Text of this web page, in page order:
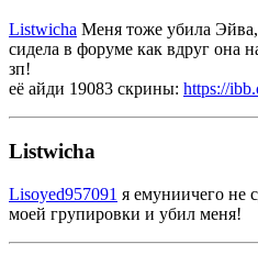
Listwicha Меня тоже убила
сидела в форуме как вдруг она
зп!
её айди 19083 скрины: https://
Listwicha
Lisoyed957091 я емуниичего не
моей групировки и убил меня!